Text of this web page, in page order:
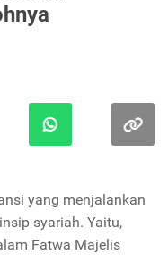
yang menjalankan
syariah. Yaitu,
Fatwa Majelis